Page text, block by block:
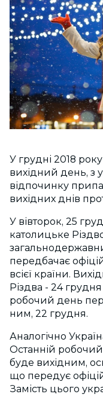
У грудні 2018
вихідний день, з
відпочинку
вихідних днів
У вівторок, 25
католицьке
передбачає
всієї країни.
Різдва - 24
робочий день
ним, 22 грудня.
Аналогічно
Останній
буде вихідним,
що передує
Замість цього